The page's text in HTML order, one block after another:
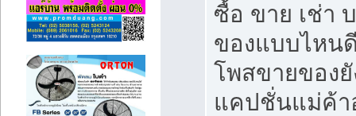
ซื้อ ขาย เช่า
ของแบบไหน
โพสขายของยั
แคปชั่นแม่ค้